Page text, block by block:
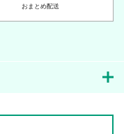
作品詳細
おまとめ配送